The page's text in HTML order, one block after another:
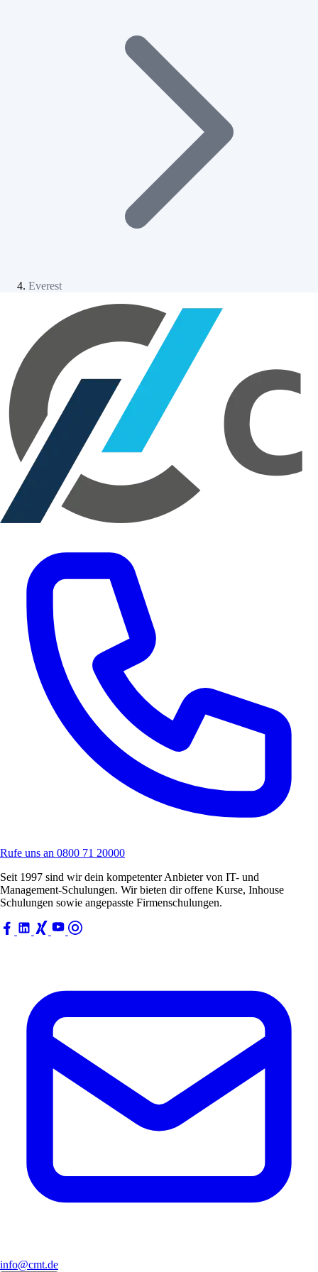
Everest
Rufe uns an 0800 71 20000
Seit 1997 sind wir dein kompetenter Anbieter von IT- und
Management-Schulungen. Wir bieten dir offene Kurse, Inhouse
Schulungen sowie angepasste Firmenschulungen.
info@cmt.de